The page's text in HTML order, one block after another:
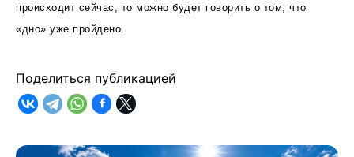
происходит сейчас, то можно будет говорить о том, что
«дно» уже пройдено.
Поделиться публикацией